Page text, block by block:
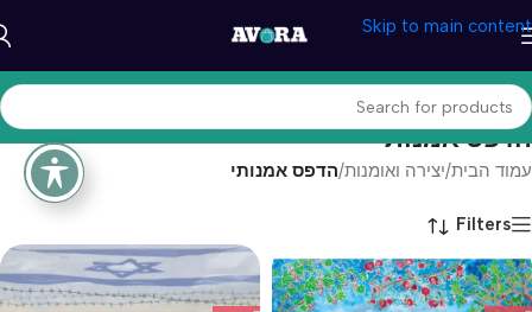
Skip to main content
הדפס אמנותי
עמוד הבית/יצירה ואומנות/הדפס אמנותי
Filters